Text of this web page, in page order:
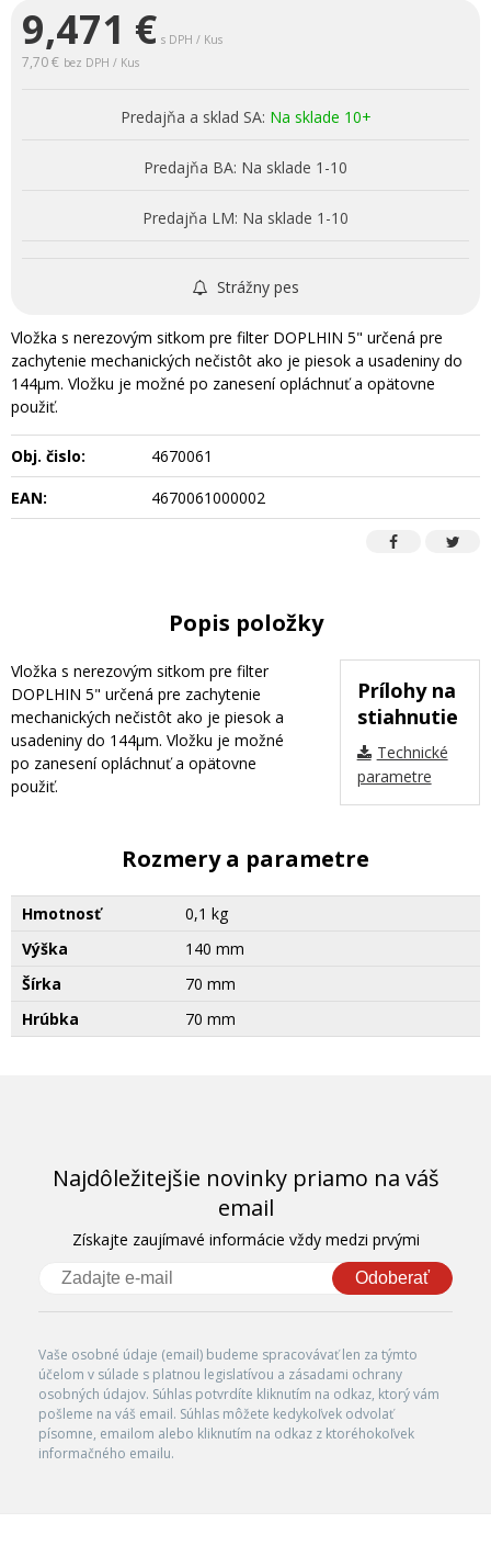
9,471 € s DPH / Kus
7,70 € bez DPH / Kus
Predajňa a sklad SA: Na sklade 10+
Predajňa BA: Na sklade 1-10
Predajňa LM: Na sklade 1-10
Strážny pes
Vložka s nerezovým sitkom pre filter DOPLHIN 5" určená pre
zachytenie mechanických nečistôt ako je piesok a usadeniny do
144µm. Vložku je možné po zanesení opláchnuť a opätovne
použiť.
Obj. čislo:
4670061
EAN:
4670061000002
Popis položky
Prílohy na
stiahnutie
Technické
parametre
Vložka s nerezovým sitkom pre filter
DOPLHIN 5" určená pre zachytenie
mechanických nečistôt ako je piesok a
usadeniny do 144µm. Vložku je možné
po zanesení opláchnuť a opätovne
použiť.
Rozmery a parametre
Hmotnosť
0,1 kg
Výška
140 mm
Šírka
70 mm
Hrúbka
70 mm
Najdôležitejšie novinky priamo na váš
email
Získajte zaujímavé informácie vždy medzi prvými
Odoberať
Vaše osobné údaje (email) budeme spracovávať len za týmto
účelom v súlade s platnou legislatívou a zásadami ochrany
osobných údajov. Súhlas potvrdíte kliknutím na odkaz, ktorý vám
pošleme na váš email. Súhlas môžete kedykoľvek odvolať
písomne, emailom alebo kliknutím na odkaz z ktoréhokoľvek
informačného emailu.